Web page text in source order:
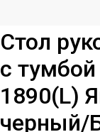
Стол
с тумбой
1890(L)
черный/